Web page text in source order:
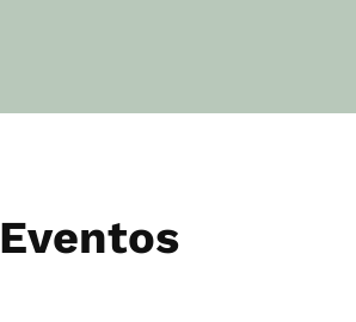
Eventos